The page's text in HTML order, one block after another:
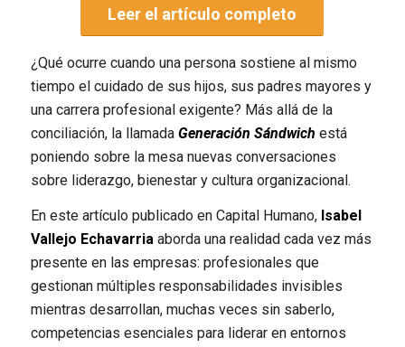
Leer el artículo completo
¿Qué ocurre cuando una persona sostiene al mismo
tiempo el cuidado de sus hijos, sus padres mayores y
una carrera profesional exigente? Más allá de la
conciliación, la llamada Generación Sándwich está
poniendo sobre la mesa nuevas conversaciones
sobre liderazgo, bienestar y cultura organizacional.
En este artículo publicado en Capital Humano, Isabel
Vallejo Echavarriaaborda una realidad cada vez más
presente en las empresas: profesionales que
gestionan múltiples responsabilidades invisibles
mientras desarrollan, muchas veces sin saberlo,
competencias esenciales para liderar en entornos